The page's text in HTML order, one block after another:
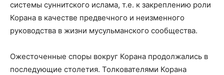
системы суннитского ислама, т.е. к закреплению роли
Корана в качестве предвечного и неизменного
руководства в жизни мусульманского сообщества.
Ожесточенные споры вокруг Корана продолжались в
последующие столетия. Толкователями Корана